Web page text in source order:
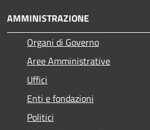
AMMINISTRAZIONE
Organi di Governo
Aree Amministrative
Uffici
Enti e fondazioni
Politici